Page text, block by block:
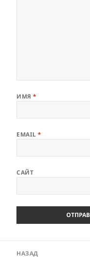
ИМЯ*
EMAIL*
САЙТ
НАЗАД